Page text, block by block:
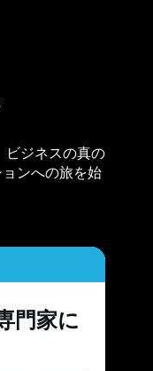
ジネスの真の
ンへの旅を始
門家に